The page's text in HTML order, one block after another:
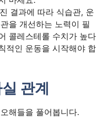
결과에 따라 식습관, 운
을 개선하는 노력이 필
콜레스테롤 수치가 높다
적인 운동을 시작해야 합
관계
해들을 풀어봅니다.